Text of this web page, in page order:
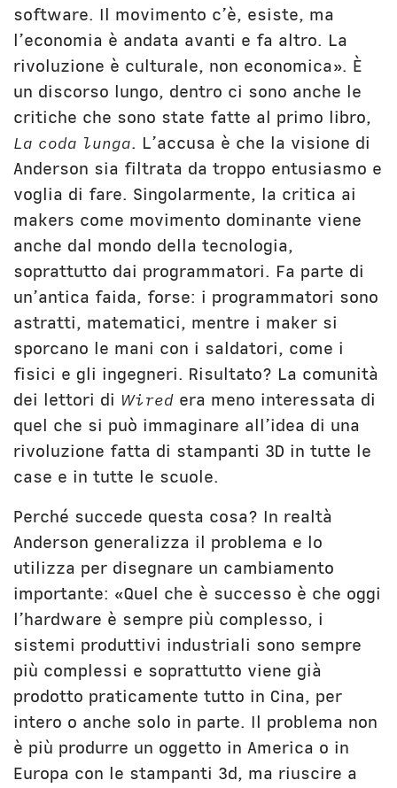
software. Il movimento c’è, esiste, ma
l’economia è andata avanti e fa altro. La
rivoluzione è culturale, non economica». È
un discorso lungo, dentro ci sono anche le
critiche che sono state fatte al primo libro,
La coda lunga. L’accusa è che la visione di
Anderson sia filtrata da troppo entusiasmo e
voglia di fare. Singolarmente, la critica ai
makers come movimento dominante viene
anche dal mondo della tecnologia,
soprattutto dai programmatori. Fa parte di
un’antica faida, forse: i programmatori sono
astratti, matematici, mentre i maker si
sporcano le mani con i saldatori, come i
fisici e gli ingegneri. Risultato? La comunità
dei lettori di Wired era meno interessata di
quel che si può immaginare all’idea di una
rivoluzione fatta di stampanti 3D in tutte le
case e in tutte le scuole.
Perché succede questa cosa? In realtà
Anderson generalizza il problema e lo
utilizza per disegnare un cambiamento
importante: «Quel che è successo è che oggi
l’hardware è sempre più complesso, i
sistemi produttivi industriali sono sempre
più complessi e soprattutto viene già
prodotto praticamente tutto in Cina, per
intero o anche solo in parte. Il problema non
è più produrre un oggetto in America o in
Europa con le stampanti 3d, ma riuscire a